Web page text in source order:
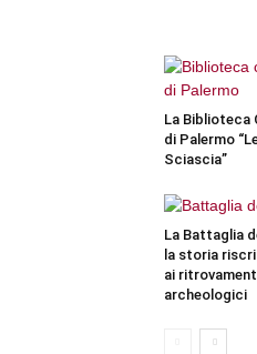
La Biblioteca
di Palermo
Sciascia”
La Battaglia
la storia
ai
archeologici